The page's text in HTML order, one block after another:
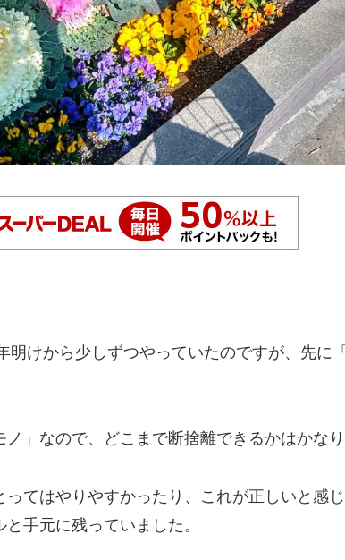
明けから少しずつやっていたのですが、先に
ノ」なので、どこまで断捨離できるかはかな
ってはやりやすかったり、これが正しいと感
手元に残っていました。